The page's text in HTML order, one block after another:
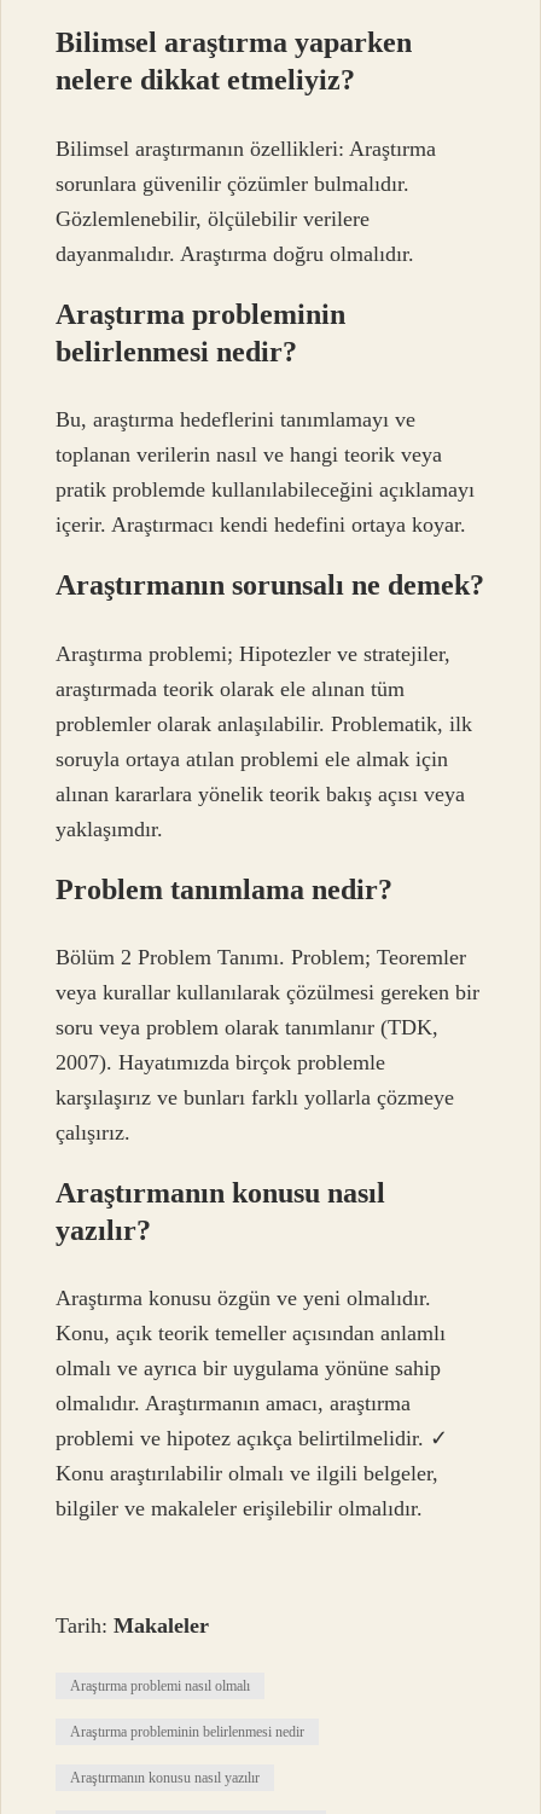
Bilimsel araştırma yaparken
nelere dikkat etmeliyiz?
Bilimsel araştırmanın özellikleri: Araştırma
sorunlara güvenilir çözümler bulmalıdır.
Gözlemlenebilir, ölçülebilir verilere
dayanmalıdır. Araştırma doğru olmalıdır.
Araştırma probleminin
belirlenmesi nedir?
Bu, araştırma hedeflerini tanımlamayı ve
toplanan verilerin nasıl ve hangi teorik veya
pratik problemde kullanılabileceğini açıklamayı
içerir. Araştırmacı kendi hedefini ortaya koyar.
Araştırmanın sorunsalı ne demek?
Araştırma problemi; Hipotezler ve stratejiler,
araştırmada teorik olarak ele alınan tüm
problemler olarak anlaşılabilir. Problematik, ilk
soruyla ortaya atılan problemi ele almak için
alınan kararlara yönelik teorik bakış açısı veya
yaklaşımdır.
Problem tanımlama nedir?
Bölüm 2 Problem Tanımı. Problem; Teoremler
veya kurallar kullanılarak çözülmesi gereken bir
soru veya problem olarak tanımlanır (TDK,
2007). Hayatımızda birçok problemle
karşılaşırız ve bunları farklı yollarla çözmeye
çalışırız.
Araştırmanın konusu nasıl
yazılır?
Araştırma konusu özgün ve yeni olmalıdır.
Konu, açık teorik temeller açısından anlamlı
olmalı ve ayrıca bir uygulama yönüne sahip
olmalıdır. Araştırmanın amacı, araştırma
problemi ve hipotez açıkça belirtilmelidir. ✓
Konu araştırılabilir olmalı ve ilgili belgeler,
bilgiler ve makaleler erişilebilir olmalıdır.
Tarih:Makaleler
Araştırma problemi nasıl olmalı
Araştırma probleminin belirlenmesi nedir
Araştırmanın konusu nasıl yazılır